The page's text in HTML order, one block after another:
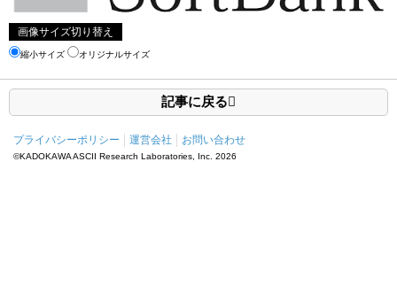
画像サイズ切り替え
縮小サイズ オリジナルサイズ
記事に戻る
プライバシーポリシー 運営会社 お問い合わせ
©KADOKAWA ASCII Research Laboratories, Inc. 2026